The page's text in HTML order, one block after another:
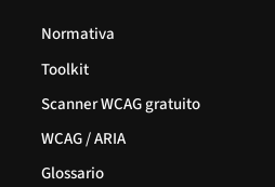
Normativa
Toolkit
Scanner WCAG gratuito
WCAG / ARIA
Glossario